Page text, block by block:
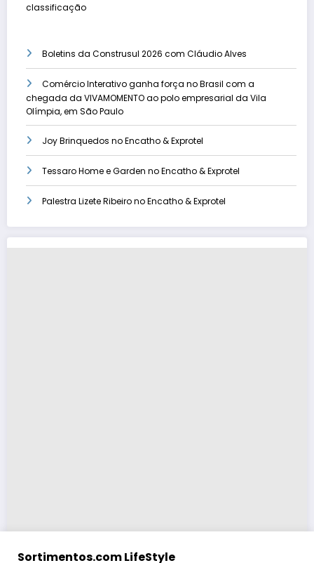
classificação
Boletins da Construsul 2026 com Cláudio Alves
Comércio Interativo ganha força no Brasil com a
chegada da VIVAMOMENTO ao polo empresarial da Vila
Olímpia, em São Paulo
Joy Brinquedos no Encatho & Exprotel
Tessaro Home e Garden no Encatho & Exprotel
Palestra Lizete Ribeiro no Encatho & Exprotel
Sortimentos.com LifeStyle